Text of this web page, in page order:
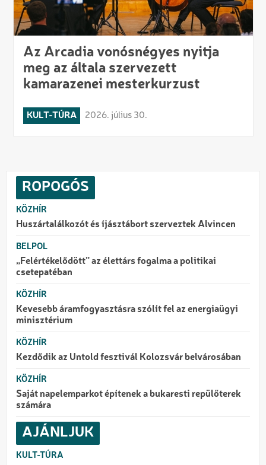
Az Arcadia vonósnégyes nyitja
meg az általa szervezett
kamarazenei mesterkurzust
KULT-TÚRA 2026. július 30.
ROPOGÓS
KÖZHÍR
Huszártalálkozót és íjásztábort szerveztek Alvincen
BELPOL
„Felértékelődött” az élettárs fogalma a politikai
csetepatéban
KÖZHÍR
Kevesebb áramfogyasztásra szólít fel az energiaügyi
minisztérium
KÖZHÍR
Kezdődik az Untold fesztivál Kolozsvár belvárosában
KÖZHÍR
Saját napelemparkot építenek a bukaresti repülőterek
számára
AJÁNLJUK
KULT-TÚRA